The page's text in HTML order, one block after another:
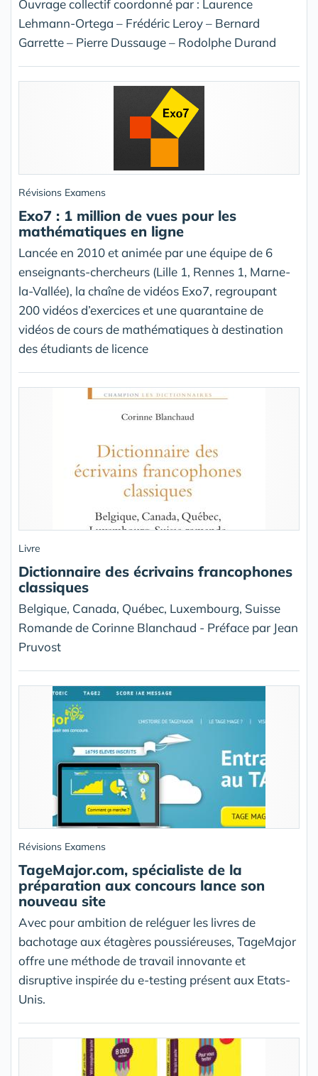
Ouvrage collectif coordonné par : Laurence
Lehmann-Ortega – Frédéric Leroy – Bernard
Garrette – Pierre Dussauge – Rodolphe Durand
Révisions Examens
Exo7 : 1 million de vues pour les
mathématiques en ligne
Lancée en 2010 et animée par une équipe de 6
enseignants-chercheurs (Lille 1, Rennes 1, Marne-
la-Vallée), la chaîne de vidéos Exo7, regroupant
200 vidéos d’exercices et une quarantaine de
vidéos de cours de mathématiques à destination
des étudiants de licence
Livre
Dictionnaire des écrivains francophones
classiques
Belgique, Canada, Québec, Luxembourg, Suisse
Romande de Corinne Blanchaud - Préface par Jean
Pruvost
Révisions Examens
TageMajor.com, spécialiste de la
préparation aux concours lance son
nouveau site
Avec pour ambition de reléguer les livres de
bachotage aux étagères poussiéreuses, TageMajor
offre une méthode de travail innovante et
disruptive inspirée du e-testing présent aux Etats-
Unis.